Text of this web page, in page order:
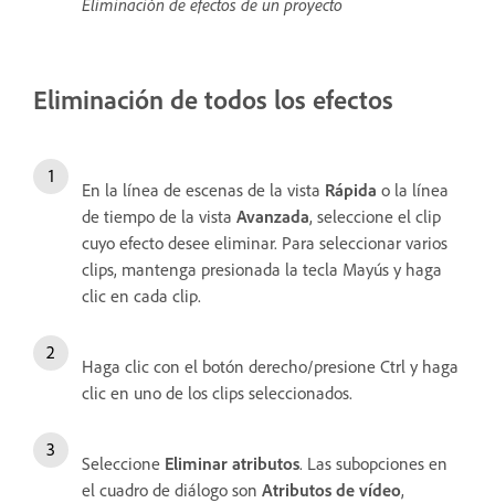
Eliminación de todos los efectos
En la línea de escenas de la vista Rápida o la línea
de tiempo de la vista Avanzada, seleccione el clip
cuyo efecto desee eliminar. Para seleccionar varios
clips, mantenga presionada la tecla Mayús y haga
clic en cada clip.
Haga clic con el botón derecho/presione Ctrl y haga
clic en uno de los clips seleccionados.
Seleccione Eliminar atributos. Las subopciones en
el cuadro de diálogo son Atributos de vídeo,